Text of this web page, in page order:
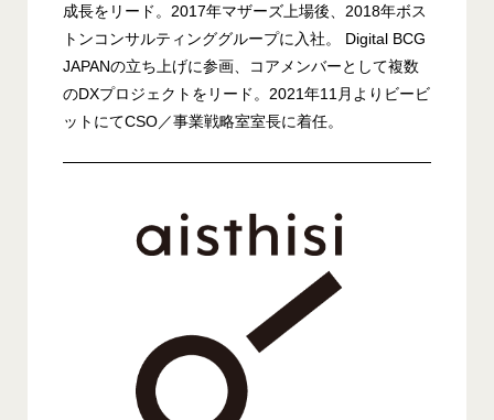
成長をリード。2017年マザーズ上場後、2018年ボス
トンコンサルティンググループに入社。 Digital BCG
JAPANの立ち上げに参画、コアメンバーとして複数
のDXプロジェクトをリード。2021年11月よりビービ
ットにてCSO／事業戦略室室長に着任。